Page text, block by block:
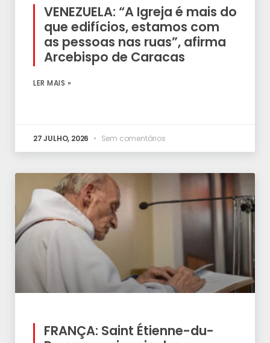
VENEZUELA: “A Igreja é mais do
que edifícios, estamos com
as pessoas nas ruas”, afirma
Arcebispo de Caracas
LER MAIS »
27 JULHO, 2026 Sem comentários
FRANÇA: Saint Étienne-du-